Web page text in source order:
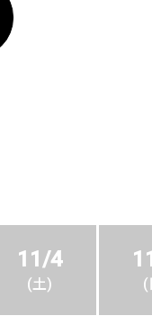
11/4
土